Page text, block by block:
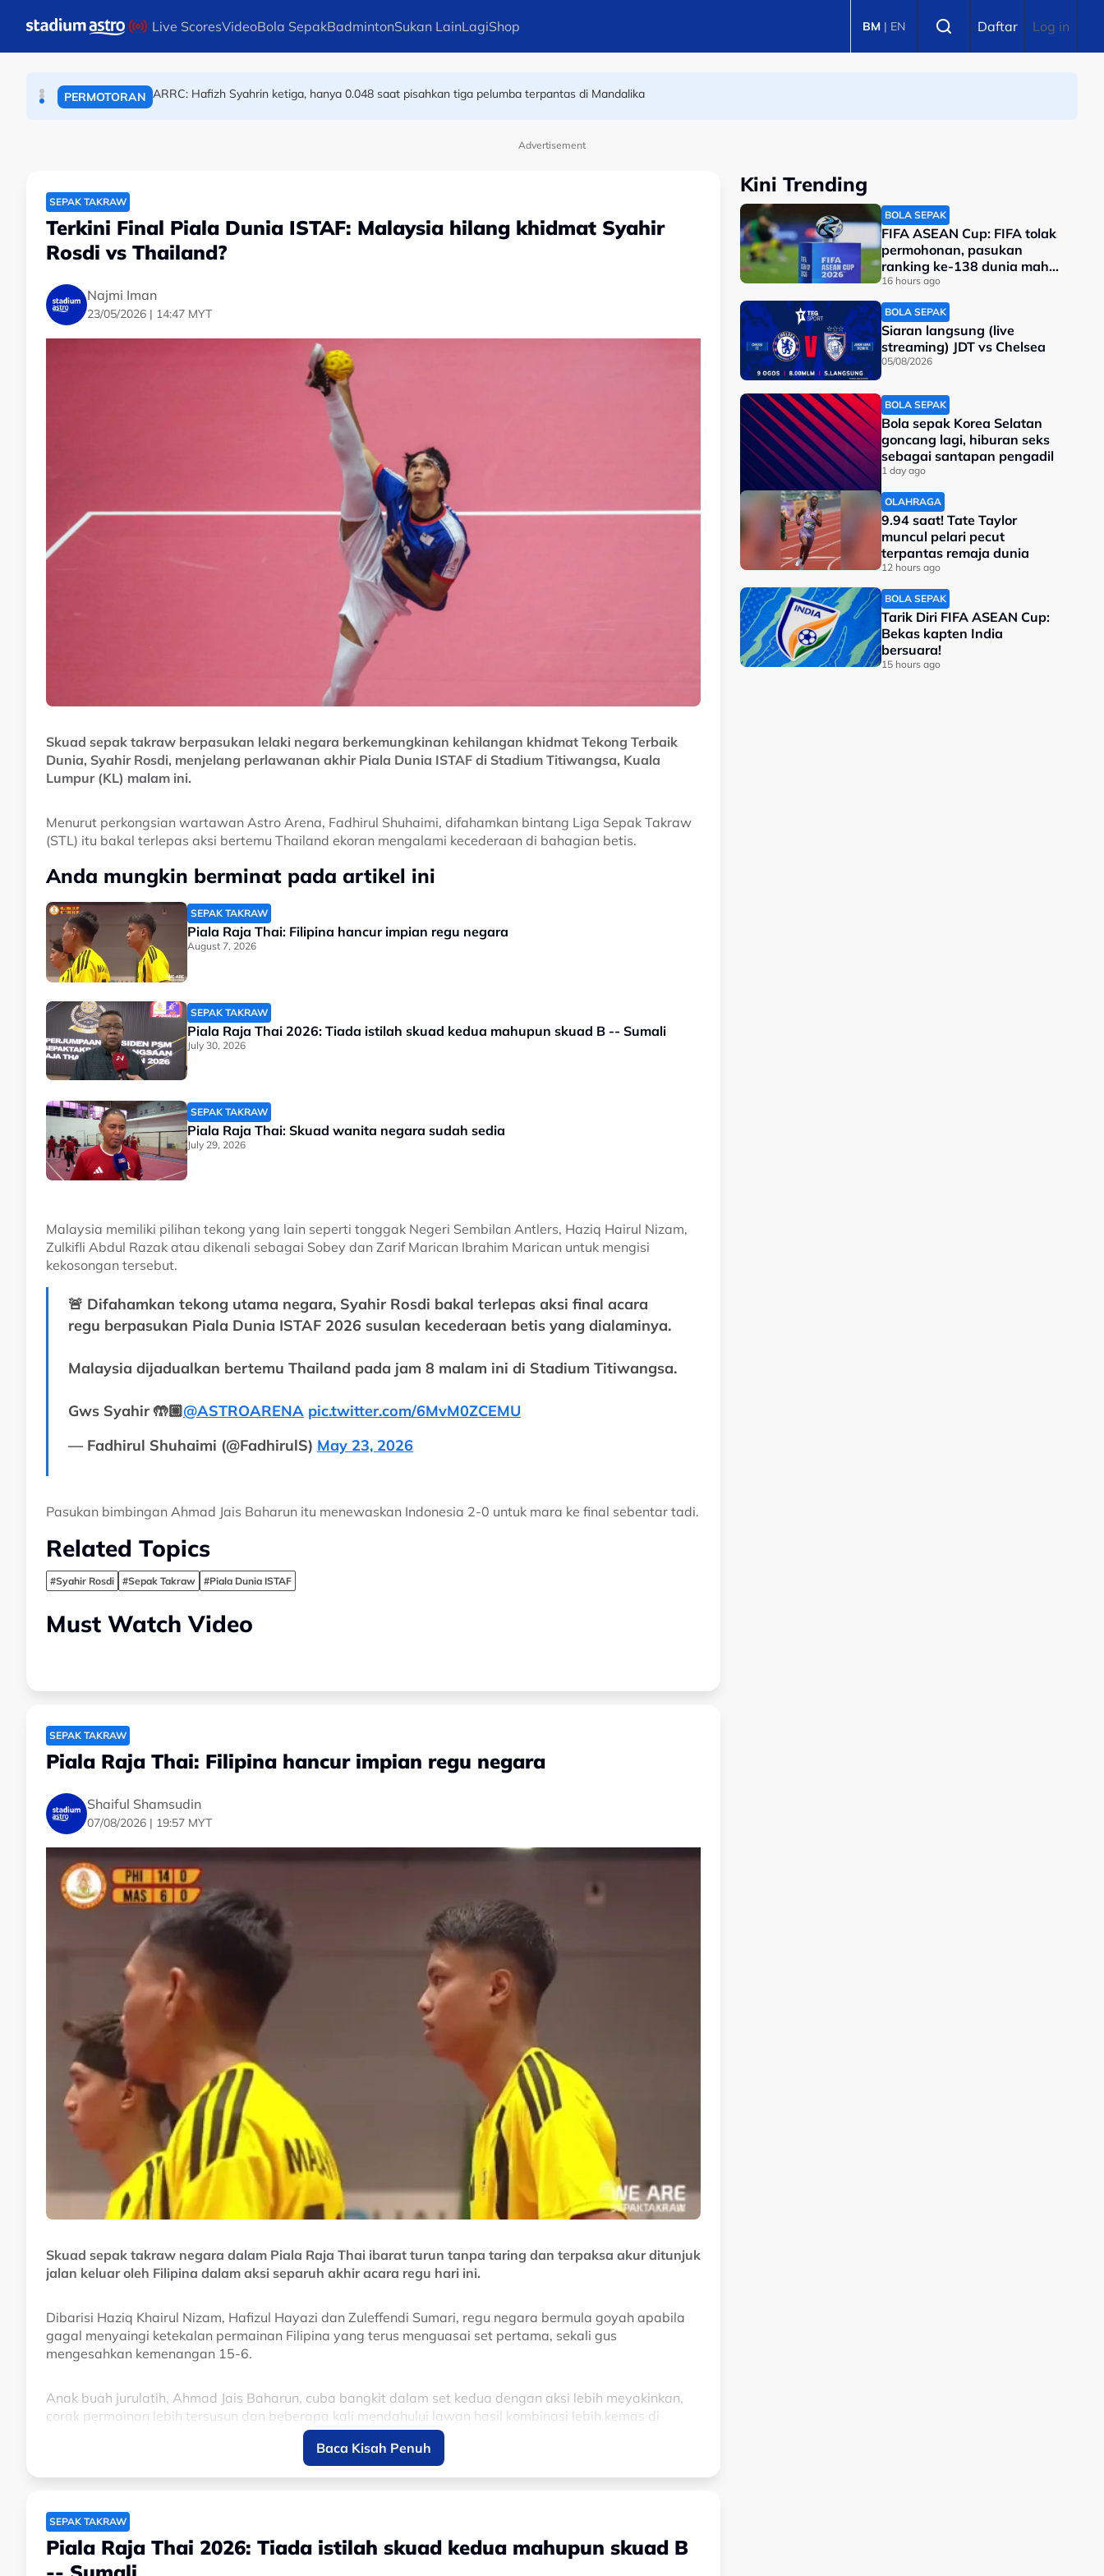
Live ScoresVideoBola SepakBadmintonSukan LainLagiShop BM | EN Daftar Log in
PERMOTORAN
ANGKAT BERAT Angkat berat rayu dipertandingkan dalam MSSM
Advertisement
SEPAK TAKRAW
Terkini Final Piala Dunia ISTAF: Malaysia hilang khidmat Syahir
Rosdi vs Thailand?
Najmi Iman
23/05/2026 | 14:47 MYT
Skuad sepak takraw berpasukan lelaki negara berkemungkinan kehilangan khidmat Tekong Terbaik
Dunia, Syahir Rosdi, menjelang perlawanan akhir Piala Dunia ISTAF di Stadium Titiwangsa, Kuala
Lumpur (KL) malam ini.
Menurut perkongsian wartawan Astro Arena, Fadhirul Shuhaimi, difahamkan bintang Liga Sepak Takraw
(STL) itu bakal terlepas aksi bertemu Thailand ekoran mengalami kecederaan di bahagian betis.
Anda mungkin berminat pada artikel ini
SEPAK TAKRAW
Piala Raja Thai: Filipina hancur impian regu negara
August 7, 2026
SEPAK TAKRAW
Piala Raja Thai 2026: Tiada istilah skuad kedua mahupun skuad B -- Sumali
July 30, 2026
SEPAK TAKRAW
Piala Raja Thai: Skuad wanita negara sudah sedia
July 29, 2026
Malaysia memiliki pilihan tekong yang lain seperti tonggak Negeri Sembilan Antlers, Haziq Hairul Nizam,
Zulkifli Abdul Razak atau dikenali sebagai Sobey dan Zarif Marican Ibrahim Marican untuk mengisi
kekosongan tersebut.
🚨 Difahamkan tekong utama negara, Syahir Rosdi bakal terlepas aksi final acara
regu berpasukan Piala Dunia ISTAF 2026 susulan kecederaan betis yang dialaminya.
Malaysia dijadualkan bertemu Thailand pada jam 8 malam ini di Stadium Titiwangsa.
Gws Syahir 🤲🏼@ASTROARENA pic.twitter.com/6MvM0ZCEMU
— Fadhirul Shuhaimi (@FadhirulS) May 23, 2026
Pasukan bimbingan Ahmad Jais Baharun itu menewaskan Indonesia 2-0 untuk mara ke final sebentar tadi.
Related Topics
#Syahir Rosdi #Sepak Takraw #Piala Dunia ISTAF
Must Watch Video
SEPAK TAKRAW
Piala Raja Thai: Filipina hancur impian regu negara
Shaiful Shamsudin
07/08/2026 | 19:57 MYT
Skuad sepak takraw negara dalam Piala Raja Thai ibarat turun tanpa taring dan terpaksa akur ditunjuk
jalan keluar oleh Filipina dalam aksi separuh akhir acara regu hari ini.
Dibarisi Haziq Khairul Nizam, Hafizul Hayazi dan Zuleffendi Sumari, regu negara bermula goyah apabila
gagal menyaingi ketekalan permainan Filipina yang terus menguasai set pertama, sekali gus
mengesahkan kemenangan 15-6.
Anak buah jurulatih, Ahmad Jais Baharun, cuba bangkit dalam set kedua dengan aksi lebih meyakinkan,
corak permainan lebih tersusun dan beberapa kali mendahului lawan hasil kombinasi lebih kemas di
Bagaimanapun, Filipina kekal tenang dalam mata-mata kritikal dan menutup perlawanan dengan
Kekalahan itu menyaksikan impian Malaysia beraksi di pentas final lebur, manakala Filipina meneruskan
misi memburu gelaran juara.
Baca Kisah Penuh
SEPAK TAKRAW
Piala Raja Thai 2026: Tiada istilah skuad kedua mahupun skuad B
Kini Trending
BOLA SEPAK
FIFA ASEAN Cup: FIFA tolak
permohonan, pasukan
ranking ke-138 dunia mahu
tarik diri?
16 hours ago
BOLA SEPAK
Siaran langsung (live
streaming) JDT vs Chelsea
05/08/2026
BOLA SEPAK
Bola sepak Korea Selatan
goncang lagi, hiburan seks
sebagai santapan pengadil
1 day ago
OLAHRAGA
9.94 saat! Tate Taylor
muncul pelari pecut
terpantas remaja dunia
12 hours ago
BOLA SEPAK
Tarik Diri FIFA ASEAN Cup:
Bekas kapten India
bersuara!
15 hours ago